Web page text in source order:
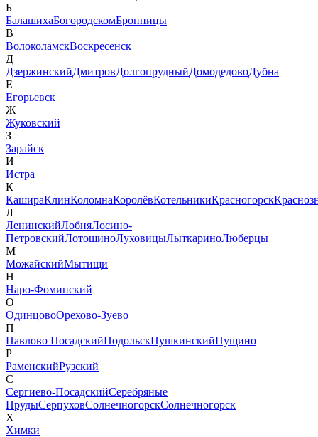
Б
БалашихаБогородскомБронницы
В
ВолоколамскВоскресенск
Д
ДзержинскийДмитровДолгопрудныйДомодедовоДубна
Е
Егорьевск
Ж
Жуковский
З
Зарайск
И
Истра
К
КашираКлинКоломнаКоролёвКотельникиКрасногорск
Л
ЛенинскийЛобняЛосино-
ПетровскийЛотошиноЛуховицыЛыткариноЛюберцы
М
МожайскийМытищи
Н
Наро-Фоминский
О
ОдинцовоОрехово-Зуево
П
Павлово ПосадскийПодольскПушкинскийПущино
Р
РаменскийРузский
С
Сергиево-ПосадскийСеребряные
ПрудыСерпуховСолнечногорскСолнечногорск
Х
Химки